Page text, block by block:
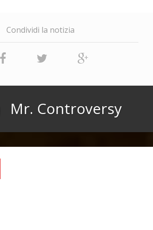
Condividi la notizia
Mr. Controversy